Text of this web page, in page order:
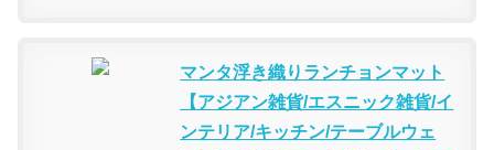
マンタ浮き織りランチョンマット
【アジアン雑貨/エスニック雑貨/イ
ンテリア/キッチン/テーブルウェ